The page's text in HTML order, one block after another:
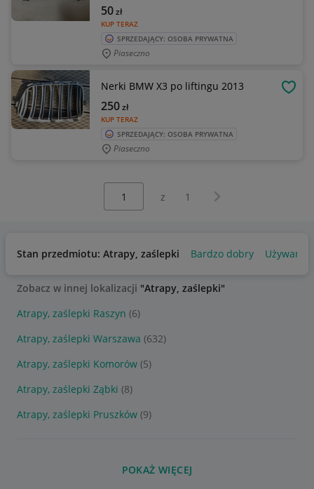
KUP TERAZ
50zł
SPRZEDAJĄCY: OSOBA PRYWATNA
Piaseczno
Nerki BMW X3 po liftingu 2013
KUP TERAZ
250zł
SPRZEDAJĄCY: OSOBA PRYWATNA
Piaseczno
z 1 Następna strona
Stan przedmiotu: Atrapy, zaślepki Bardzo dobry Używany
Zobacz w innej lokalizacji "Atrapy, zaślepki"
Atrapy, zaślepki Raszyn (6)
Atrapy, zaślepki Warszawa (632)
Atrapy, zaślepki Komorów (5)
Atrapy, zaślepki Ząbki (8)
Atrapy, zaślepki Pruszków (9)
POKAŻ WIĘCEJ